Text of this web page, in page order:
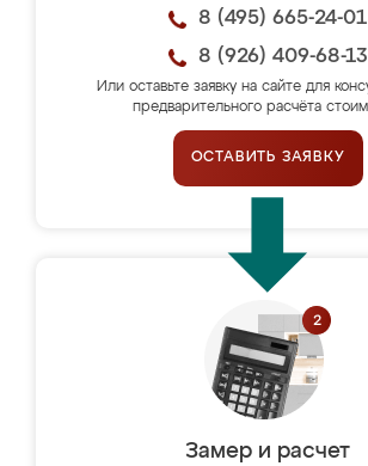
8 (495) 665-24-01
8 (926) 409-68-13
Или оставьте заявку на сайте для
предварительного расчёта
ОСТАВИТЬ ЗАЯВКУ
Замер и расчет